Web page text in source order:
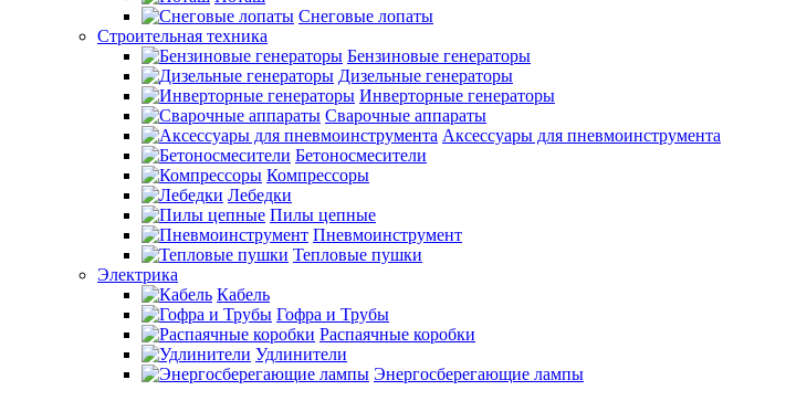
Снеговые лопаты
Строительная техника
Бензиновые генераторы
Дизельные генераторы
Инверторные генераторы
Сварочные аппараты
Аксессуары для пневмоинструмента
Бетоносмесители
Компрессоры
Лебедки
Пилы цепные
Пневмоинструмент
Тепловые пушки
Электрика
Кабель
Гофра и Трубы
Распаячные коробки
Удлинители
Энергосберегающие лампы